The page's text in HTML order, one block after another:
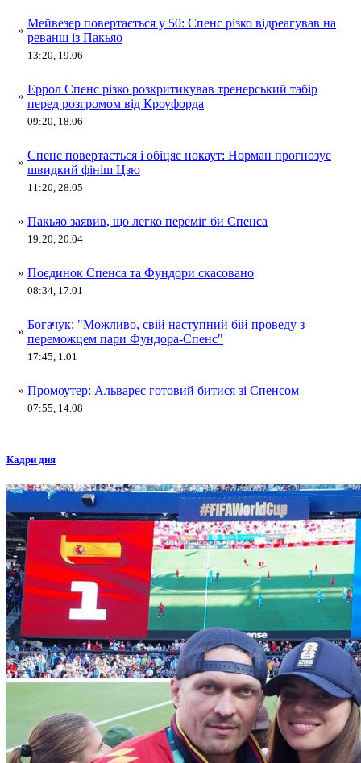
»
Мейвезер повертається у 50: Спенс різко відреагував на
реванш із Пакьяо
13:20, 19.06
»
Еррол Спенс різко розкритикував тренерський табір
перед розгромом від Кроуфорда
09:20, 18.06
»
Спенс повертається і обіцяє нокаут: Норман прогнозує
швидкий фініш Цзю
11:20, 28.05
» Пакьяо заявив, що легко переміг би Спенса
19:20, 20.04
» Поєдинок Спенса та Фундори скасовано
08:34, 17.01
»
Богачук: "Можливо, свій наступний бій проведу з
переможцем пари Фундора-Спенс"
17:45, 1.01
» Промоутер: Альварес готовий битися зі Спенсом
07:55, 14.08
Кадри дня